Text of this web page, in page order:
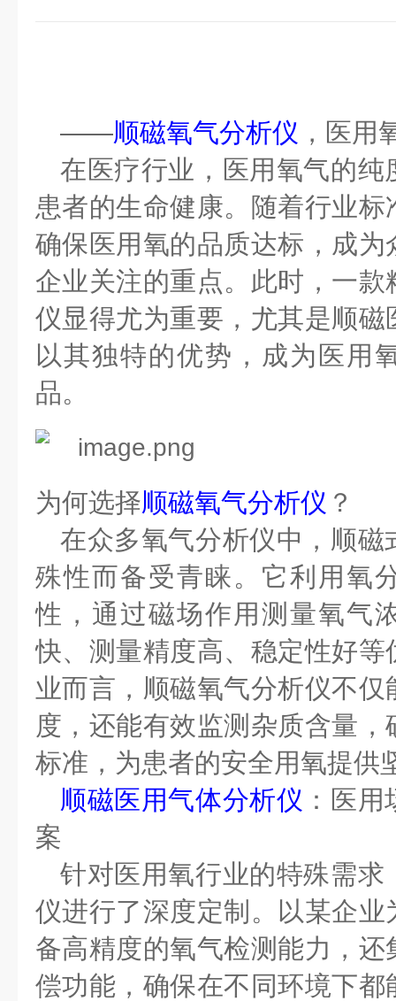
——顺磁氧气分析仪 ，医用
在医疗行业，医用氧气的纯
患者的生命健康。随着行业
确保医用氧的品质达标，成
企业关注的重点。此时，一
仪显得尤为重要，尤其是顺
以其独特的优势，成为医用
品。
为何选择顺磁氧气分析仪 ？
在众多氧气分析仪中，顺磁
殊性而备受青睐。它利用氧
性，通过磁场作用测量氧气
快、测量精度高、稳定性好
业而言，顺磁氧气分析仪不
度，还能有效监测杂质含量
标准，为患者的安全用氧提供
顺磁医用气体分析仪 ：医
案
针对医用氧行业的特殊需求
仪进行了深度定制。以某企
备高精度的氧气检测能力，
偿功能，确保在不同环境下